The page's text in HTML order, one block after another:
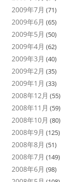
2009年7月 (71)
2009年6月 (65)
2009年5月 (50)
2009年4月 (62)
2009年3月 (40)
2009年2月 (35)
2009年1月 (33)
2008年12月 (55)
2008年11月 (59)
2008年10月 (80)
2008年9月 (125)
2008年8月 (51)
2008年7月 (149)
2008年6月 (98)